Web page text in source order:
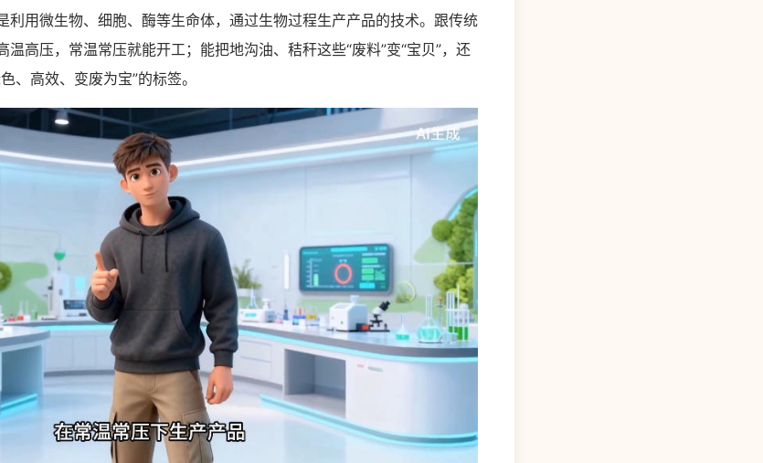
用微生物、细胞、酶等生命体，通过生物过程生产产品的技术。跟传统
温高压，常温常压就能开工；能把地沟油、秸秆这些“废料”变“宝贝”，还
、高效、变废为宝”的标签。